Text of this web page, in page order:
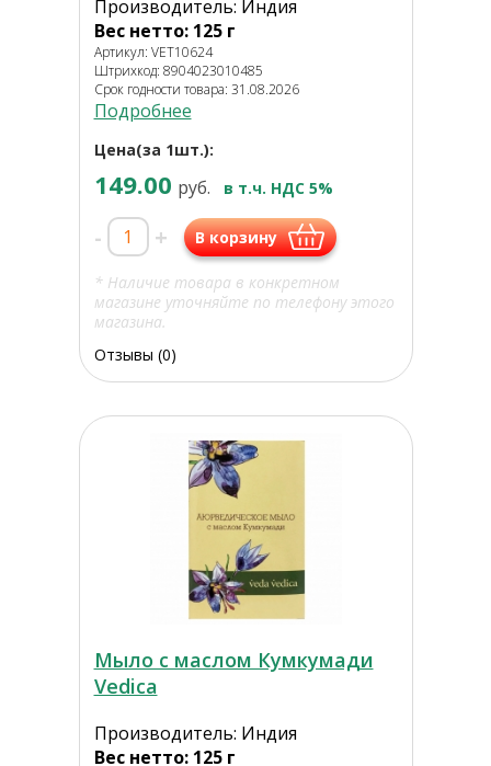
Производитель: Индия
Вес нетто: 125 г
Артикул: VET10624
Штрихкод: 8904023010485
Срок годности товара: 31.08.2026
Подробнее
Цена(за 1шт.):
149.00 руб. в т.ч. НДС 5%
- + В корзину
* Наличие товара в конкретном
магазине уточняйте по телефону этого
магазина.
Отзывы (0)
Мыло с маслом Кумкумади
Vedica
Производитель: Индия
Вес нетто: 125 г